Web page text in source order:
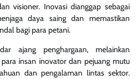
visioner. Inovasi dianggap sebagai
daya saing dan memastikan
bagi para petani.
ajang penghargaan, melainkan
insan inovator dan pejuang mutu
dan pengalaman lintas sektor.